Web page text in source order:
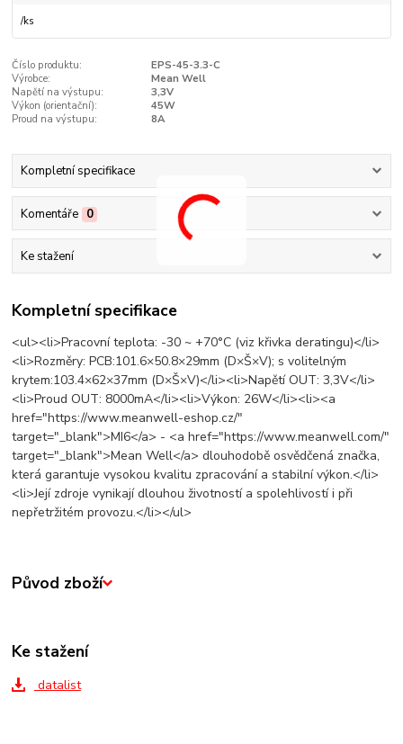
/ks
Číslo produktu:
EPS-45-3.3-C
Výrobce:
Mean Well
Napětí na výstupu:
3,3V
Výkon (orientační­):
45W
Proud na výstupu:
8A
Kompletní specifikace
Komentáře 0
Ke stažení
Kompletní specifikace
<ul><li>Pracovní teplota: -30 ~ +70°C (viz křivka deratingu)</li>
<li>Rozměry: PCB:101.6×50.8×29mm (D×Š×V); s volitelným
krytem:103.4×62×37mm (D×Š×V)</li><li>Napětí OUT: 3,3V</li>
<li>Proud OUT: 8000mA</li><li>Výkon: 26W</li><li><a
href="https://www.meanwell-eshop.cz/"
target="_blank">MI6</a> - <a href="https://www.meanwell.com/"
target="_blank">Mean Well</a> dlouhodobě osvědčená značka,
která garantuje vysokou kvalitu zpracování a stabilní výkon.</li>
<li>Její zdroje vynikají dlouhou životností a spolehlivostí i při
nepřetržitém provozu.</li></ul>
Původ zboží
Ke stažení
datalist